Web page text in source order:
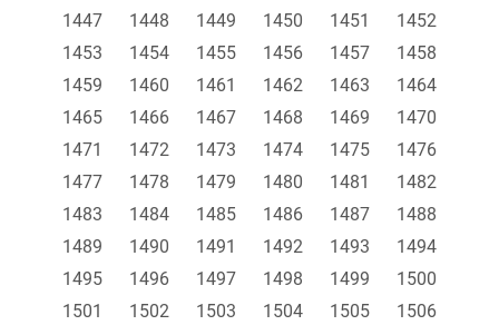
1447
1448 1449 1450 1451
1452
1453
1454 1455 1456 1457
1458
1459
1460 1461 1462 1463
1464
1465
1466 1467 1468 1469
1470
1471
1472 1473 1474 1475
1476
1477
1478 1479 1480 1481
1482
1483
1484 1485 1486 1487
1488
1489
1490 1491 1492 1493
1494
1495
1496 1497 1498 1499
1500
1501
1502 1503 1504 1505
1506